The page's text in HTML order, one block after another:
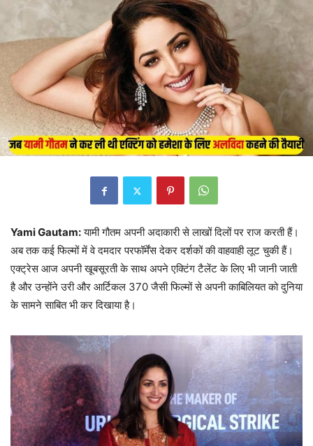
Yami Gautam:यामी गौतम अपनी अदाकारी से लाखों दिलों पर राज करती हैं।
अब तक कई फिल्मों में वे दमदार परफॉर्मेंस देकर दर्शकों की वाहवाही लूट चुकी हैं।
एक्ट्रेस आज अपनी खूबसूरती के साथ अपने एक्टिंग टैलेंट के लिए भी जानी जाती
है और उन्होंने उरी और आर्टिकल 370 जैसी फिल्मों से अपनी काबिलियत को दुनिया
के सामने साबित भी कर दिखाया है।